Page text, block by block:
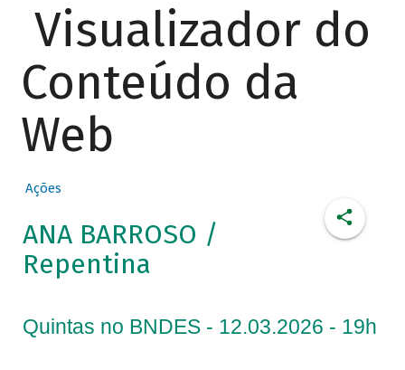
Visualizador do
Conteúdo da
Web
Ações
ANA BARROSO /
Repentina
Quintas no BNDES - 12.03.2026 - 19h